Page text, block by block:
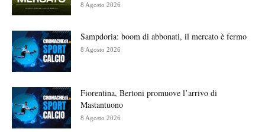
8 Agosto 2026
Sampdoria: boom di abbonati, il mercato è fermo
8 Agosto 2026
Fiorentina, Bertoni promuove l’arrivo di
Mastantuono
8 Agosto 2026